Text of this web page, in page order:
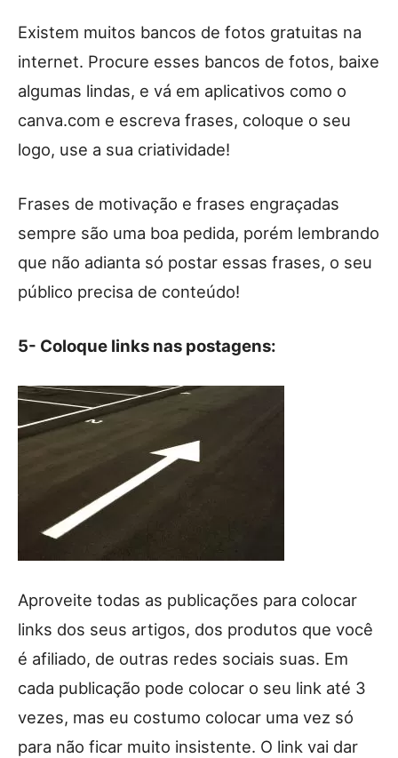
Existem muitos bancos de fotos gratuitas na
internet. Procure esses bancos de fotos, baixe
algumas lindas, e vá em aplicativos como o
canva.com e escreva frases, coloque o seu
logo, use a sua criatividade!
Frases de motivação e frases engraçadas
sempre são uma boa pedida, porém lembrando
que não adianta só postar essas frases, o seu
público precisa de conteúdo!
5- Coloque links nas postagens:
Aproveite todas as publicações para colocar
links dos seus artigos, dos produtos que você
é afiliado, de outras redes sociais suas. Em
cada publicação pode colocar o seu link até 3
vezes, mas eu costumo colocar uma vez só
para não ficar muito insistente. O link vai dar